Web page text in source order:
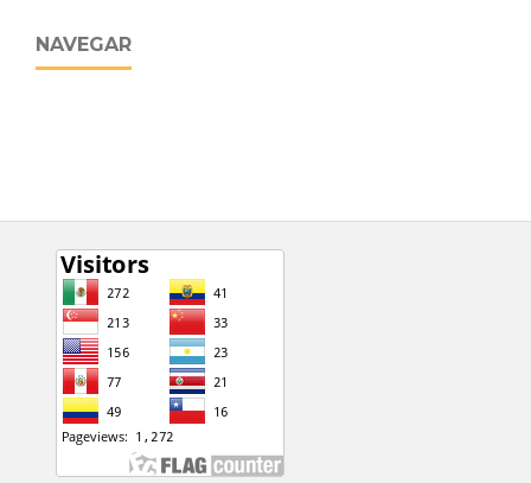
NAVEGAR